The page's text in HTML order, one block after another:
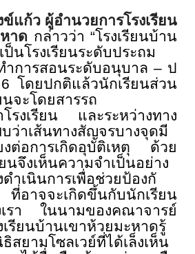
แก้ว ผู้อำนวยการโรงเรียน
าด กล่าวว่า “โรงเรียนบ้าน
ป็นโรงเรียนระดับประถม
ำการสอนระดับอนุบาล – ป
6 โดยปกติแล้วนักเรียนส่วน
นจะโดยสารรถ
โรงเรียน และระหว่างทาง
ว่าเส้นทางสัญจรบางจุดมี
งต่อการเกิดอุบัติเหตุ ด้วย
นจึงเห็นความจำเป็นอย่าง
ดำเนินการเพื่อช่วยป้องกั
ที่อาจจะเกิดขึ้นกับนักเรียน
เรา ในนามของคณาจารย์
เรียนบ้านเขาห้วยมะหาดรู้
สยามโซลเวย์ที่ได้เล็งเห็น